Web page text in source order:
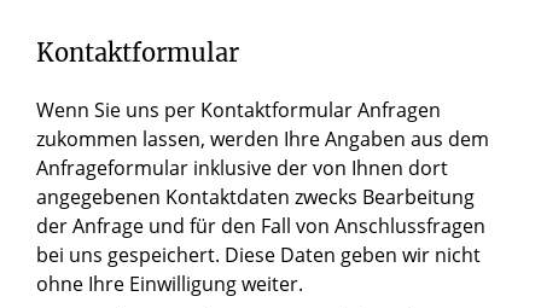
Kontaktformular
Wenn Sie uns per Kontaktformular Anfragen
zukommen lassen, werden Ihre Angaben aus dem
Anfrageformular inklusive der von Ihnen dort
angegebenen Kontaktdaten zwecks Bearbeitung
der Anfrage und für den Fall von Anschlussfragen
bei uns gespeichert. Diese Daten geben wir nicht
ohne Ihre Einwilligung weiter.